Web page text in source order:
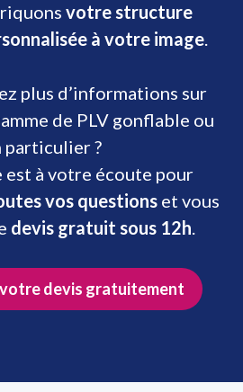
votre structure
à votre image.
plus d’informations sur
de PLV gonflable ou
particulier ?
à votre écoute pour
vos questions et vous
devis gratuit sous 12h.
votre devis gratuitement